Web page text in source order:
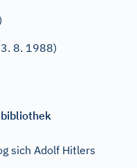
8. 1988)
sich Adolf Hitlers